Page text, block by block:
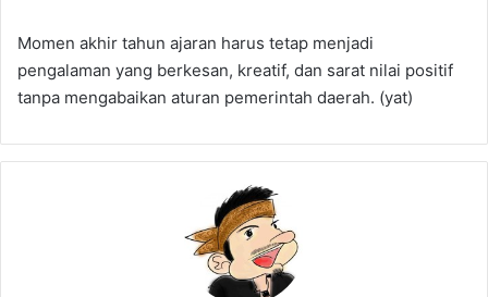
Momen akhir tahun ajaran harus tetap menjadi
pengalaman yang berkesan, kreatif, dan sarat nilai positif
tanpa mengabaikan aturan pemerintah daerah. (yat)